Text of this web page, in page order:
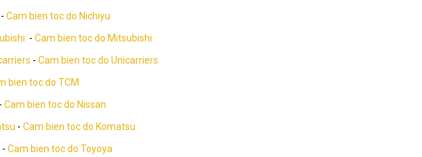
- Cam bien toc do Nichiyu
- Cam bien toc do Mitsubishi
- Cam bien toc do Unicarriers
bien toc do TCM
- Cam bien toc do Nissan
- Cam bien toc do Komatsu
- Cam bien toc do Toyoya